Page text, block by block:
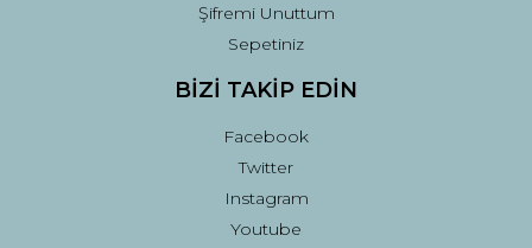
Şifremi Unuttum
Sepetiniz
BİZİ TAKİP EDİN
Facebook
Twitter
Instagram
Youtube